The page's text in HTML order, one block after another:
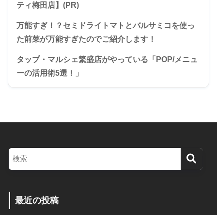
ティ梅田店】(PR)
万能すぎ！？セミドライトマトとバルサミコを使っ
た前菜が万能すぎたのでご紹介します！
タップ・マルシェ繁盛店がやっている「POP/メニュ
ーの活用術5選！」
最近の投稿